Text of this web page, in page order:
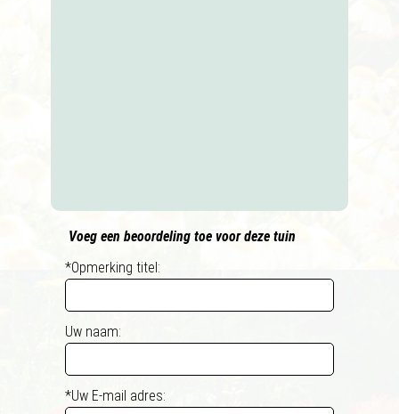
Voeg een beoordeling toe voor deze tuin
*Opmerking titel:
Uw naam:
*Uw E-mail adres: